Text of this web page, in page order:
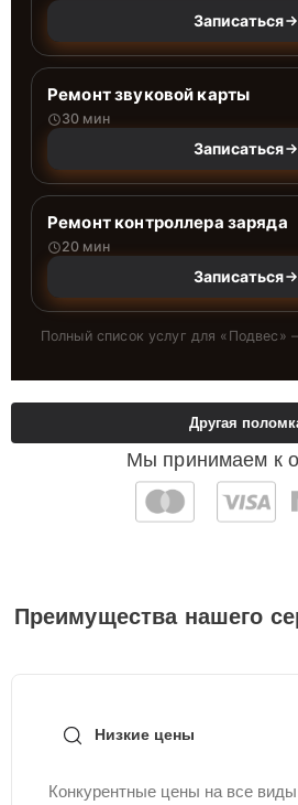
Записаться
Ремонт звуковой карты
30 мин
Записаться
Ремонт контроллера заряда
20 мин
Записаться
Полный список услуг для « Подвес »
Мы принимаем к
Другая
Преимущества нашего
Низкие цены
Конкурентные цены на все